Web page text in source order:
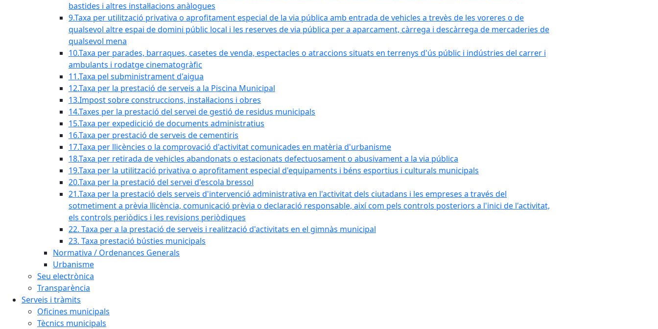
bastides i altres instal·lacions anàlogues
9.Taxa per utilització privativa o aprofitament especial de la via pública amb entrada de vehicles a trevès de les voreres o de
qualsevol altre espai de domini públic local i les reserves de via pública per a aparcament, càrrega i descàrrega de mercaderies de
qualsevol mena
10.Taxa per parades, barraques, casetes de venda, espectacles o atraccions situats en terrenys d'ús públic i indústries del carrer i
ambulants i rodatge cinematogràfic
11.Taxa pel subministrament d'aigua
12.Taxa per la prestació de serveis a la Piscina Municipal
13.Impost sobre construccions, instal·lacions i obres
14.Taxes per la prestació del servei de gestió de residus municipals
15.Taxa per expedicició de documents administratius
16.Taxa per prestació de serveis de cementiris
17.Taxa per llicències o la comprovació d'activitat comunicades en matèria d'urbanisme
18.Taxa per retirada de vehicles abandonats o estacionats defectuosament o abusivament a la via pública
19.Taxa per la utilització privativa o aprofitament especial d'equipaments i béns esportius i culturals municipals
20.Taxa per la prestació del servei d'escola bressol
21.Taxa per la prestació dels serveis d'intervenció administrativa en l'activitat dels ciutadans i les empreses a través del
sotmetiment a prèvia llicència, comunicació prèvia o declaració responsable, així com pels controls posteriors a l'inici de l'activitat,
els controls periòdics i les revisions periòdiques
22. Taxa per a la prestació de serveis i realització d'activitats en el gimnàs municipal
23. Taxa prestació bústies municipals
Normativa / Ordenances Generals
Urbanisme
Seu electrònica
Transparència
Serveis i tràmits
Oficines municipals
Tècnics municipals